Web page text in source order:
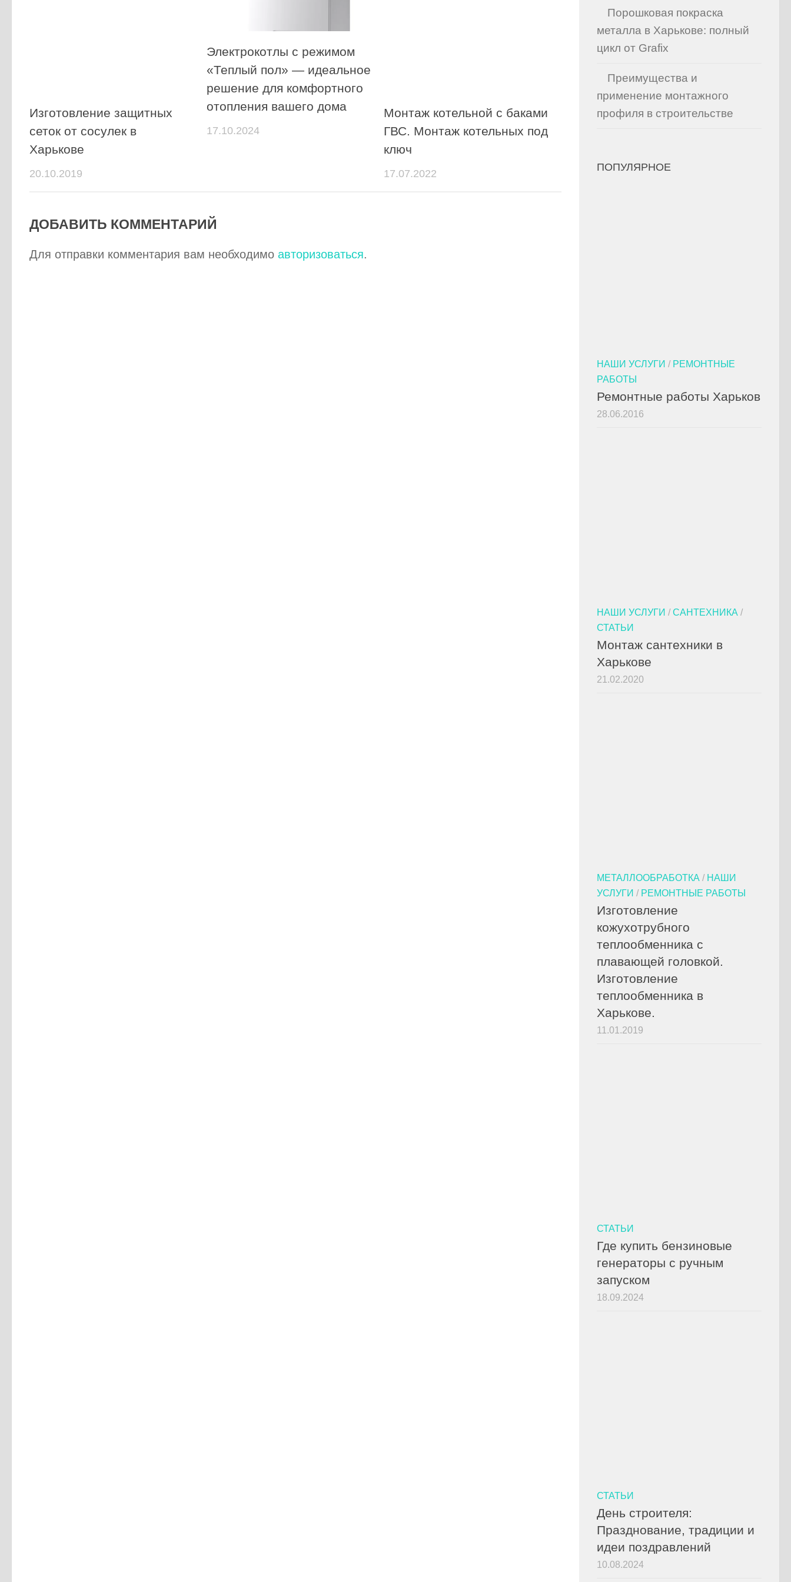
Изготовление защитных
сеток от сосулек в
Харькове
20.10.2019
Электрокотлы с режимом
«Теплый пол» — идеальное
решение для комфортного
отопления вашего дома
17.10.2024
Монтаж котельной с баками
ГВС. Монтаж котельных под
ключ
17.07.2022
ДОБАВИТЬ КОММЕНТАРИЙ
Для отправки комментария вам необходимо авторизоваться.
Порошковая покраска
металла в Харькове: полный
цикл от Grafix
Преимущества и
применение монтажного
профиля в строительстве
ПОПУЛЯРНОЕ
НАШИ УСЛУГИ / РЕМОНТНЫЕ
РАБОТЫ
Ремонтные работы Харьков
28.06.2016
НАШИ УСЛУГИ / САНТЕХНИКА /
СТАТЬИ
Монтаж сантехники в
Харькове
21.02.2020
МЕТАЛЛООБРАБОТКА / НАШИ
УСЛУГИ / РЕМОНТНЫЕ РАБОТЫ
Изготовление
кожухотрубного
теплообменника с
плавающей головкой.
Изготовление
теплообменника в
Харькове.
11.01.2019
СТАТЬИ
Где купить бензиновые
генераторы с ручным
запуском
18.09.2024
СТАТЬИ
День строителя:
Празднование, традиции и
идеи поздравлений
10.08.2024